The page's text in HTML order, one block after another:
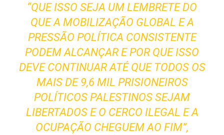
“QUE ISSO SEJA UM LEMBRETE DO
QUE A MOBILIZAÇÃO GLOBAL E A
PRESSÃO POLÍTICA CONSISTENTE
PODEM ALCANÇAR E POR QUE ISSO
DEVE CONTINUAR ATÉ QUE TODOS OS
MAIS DE 9,6 MIL PRISIONEIROS
POLÍTICOS PALESTINOS SEJAM
LIBERTADOS E O CERCO ILEGAL E A
OCUPAÇÃO CHEGUEM AO FIM”,